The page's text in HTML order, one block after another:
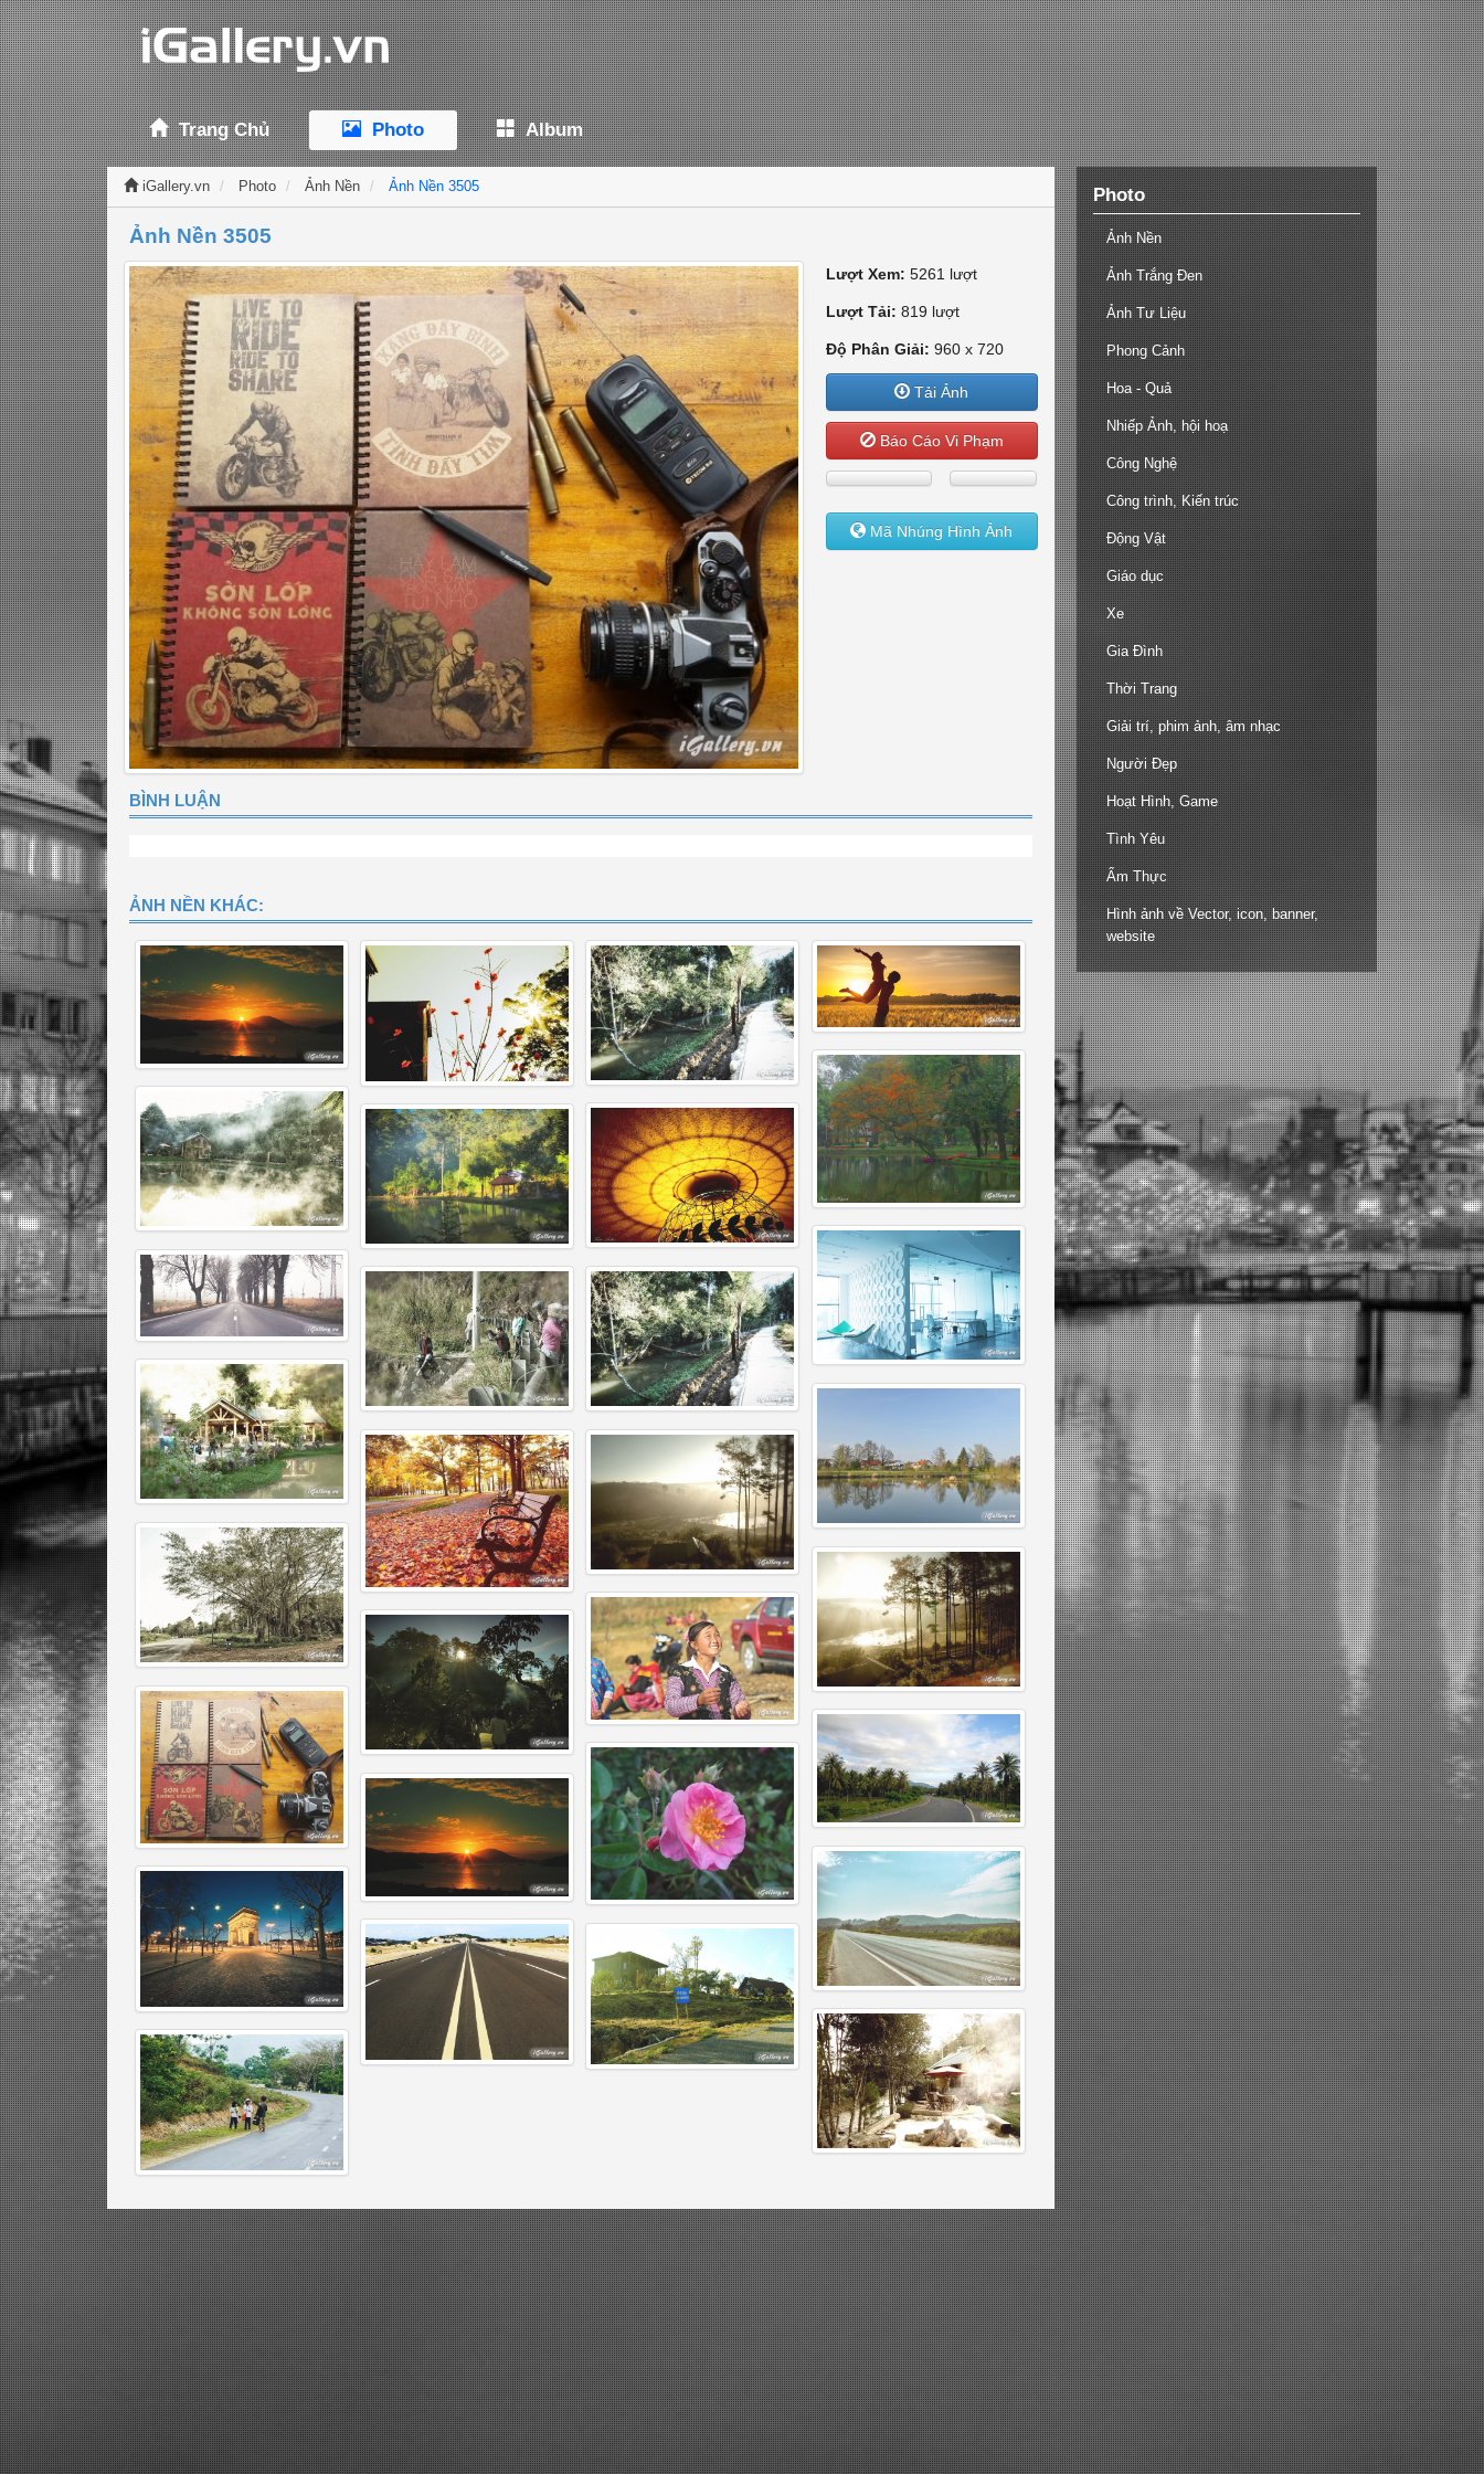
Trang Chủ Photo Album
iGallery.vn Photo Ảnh Nền Ảnh Nền 3505
Ảnh Nền 3505
Lượt Xem: 5261 lượt
Lượt Tải: 819 lượt
Độ Phân Giải: 960 x 720
Tải Ảnh
Báo Cáo Vi Phạm
Mã Nhúng Hình Ảnh
BÌNH LUẬN
ẢNH NỀN KHÁC:
Photo
Ảnh Nền
Ảnh Trắng Đen
Ảnh Tư Liệu
Phong Cảnh
Hoa - Quả
Nhiếp Ảnh, hội hoạ
Công Nghệ
Công trình, Kiến trúc
Động Vật
Giáo dục
Xe
Gia Đình
Thời Trang
Giải trí, phim ảnh, âm nhạc
Người Đẹp
Hoạt Hình, Game
Tình Yêu
Ẩm Thực
Hình ảnh về Vector, icon, banner,
website